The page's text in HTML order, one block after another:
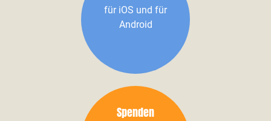
für iOS und für
Android
Spenden